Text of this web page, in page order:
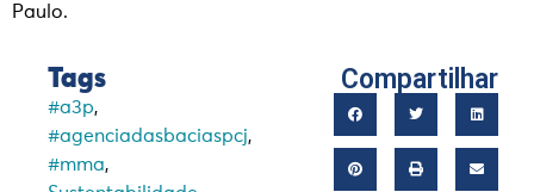
Paulo.
Tags
#a3p,
#agenciadasbaciaspcj,
#mma,
Compartilhar